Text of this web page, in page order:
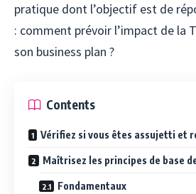
pratique dont l’objectif est de
: comment prévoir l’impact de la
son business plan ?
Contents
Vérifiez si vous êtes assujetti et
Maîtrisez les principes de base
Fondamentaux